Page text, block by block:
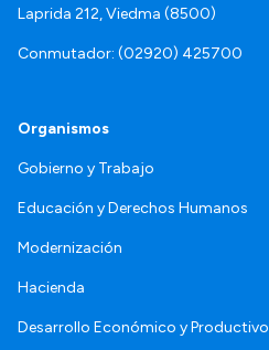
Laprida 212, Viedma (8500)
Conmutador: (02920) 425700
Organismos
Gobierno y Trabajo
Educación y Derechos Humanos
Modernización
Hacienda
Desarrollo Económico y Productivo